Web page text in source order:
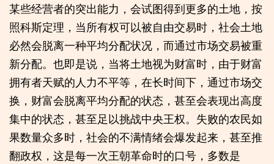
某些经营者的突出能力，会试图得到更多的土地，按
照科斯定理，当所有权可以被自由交易时，社会土地
必然会脱离一种平均分配状况，而通过市场交易被重
新分配。也即是说，当将土地视为财富时，由于财富
拥有者天赋的人力不平等，在长时间下，通过市场交
换，财富会脱离平均分配的状态，甚至会表现出高度
集中的状态，甚至足以挑战中央王权。失败的农民如
果数量众多时，社会的不满情绪会爆发起来，甚至推
翻政权，这是每一次王朝革命时的口号，多数是